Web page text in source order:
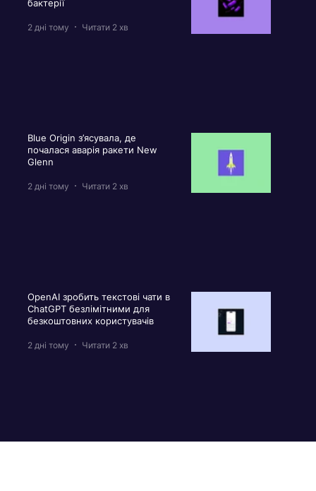
бактерії
2 дні тому Читати 2 хв
Blue Origin з’ясувала, де
почалася аварія ракети New
Glenn
2 дні тому Читати 2 хв
OpenAI зробить текстові чати в
ChatGPT безлімітними для
безкоштовних користувачів
2 дні тому Читати 2 хв